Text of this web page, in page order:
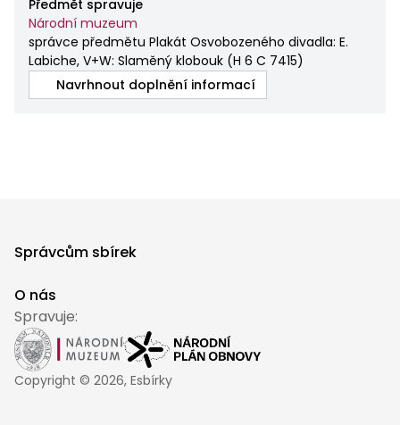
Předmět spravuje
Národní muzeum
správce předmětu Plakát Osvobozeného divadla: E.
Labiche, V+W: Slaměný klobouk (H 6 C 7415)
Navrhnout doplnění informací
Správcům sbírek
O nás
Spravuje:
Copyright © 2026, Esbírky